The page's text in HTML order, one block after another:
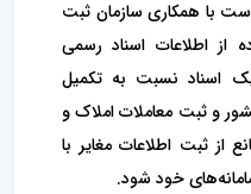
با همکاری سازمان ثبت
از اطلاعات اسناد رسمی
اسناد نسبت به تکمیل
و ثبت معاملات املاک و
از ثبت اطلاعات مغایر با
خود شود.